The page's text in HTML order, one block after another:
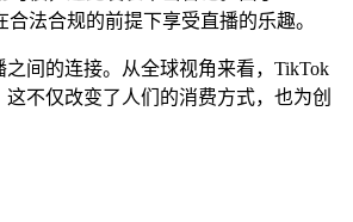
法合规的前提下享受直播的乐趣。
间的连接。从全球视角来看，TikTok
不仅改变了人们的消费方式，也为创